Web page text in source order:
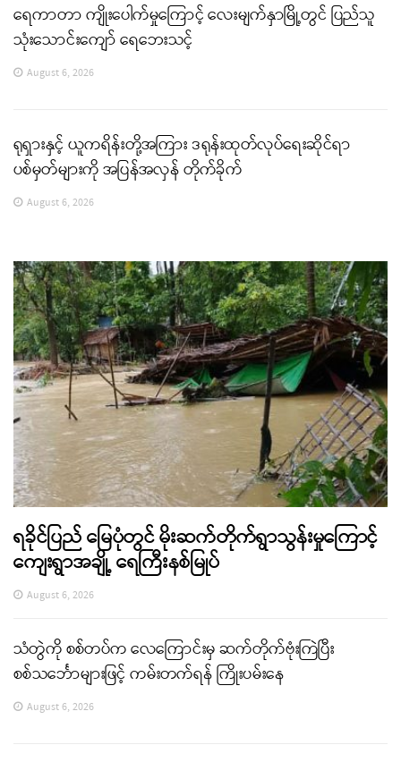
ရေကာတာ ကျိုးပေါက်မှုကြောင့် လေးမျက်နှာမြို့တွင် ပြည်သူ
သုံးသောင်းကျော် ရေဘေးသင့်
August 6, 2026
ရုရှားနှင့် ယူကရိန်းတို့အကြား ဒရုန်းထုတ်လုပ်ရေးဆိုင်ရာ
ပစ်မှတ်များကို အပြန်အလှန် တိုက်ခိုက်
August 6, 2026
ရခိုင်ပြည် မြေပုံတွင် မိုးဆက်တိုက်ရွာသွန်းမှုကြောင့်
ကျေးရွာအချို့ ရေကြီးနစ်မြုပ်
August 6, 2026
သံတွဲကို စစ်တပ်က လေကြောင်းမှ ဆက်တိုက်ဗုံးကြဲပြီး
စစ်သင်္ဘောများဖြင့် ကမ်းတက်ရန် ကြိုးပမ်းနေ
August 6, 2026